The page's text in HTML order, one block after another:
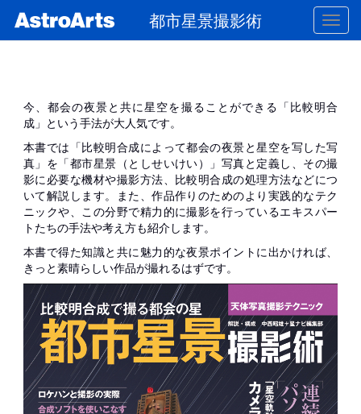
都市星景撮影術
今、都会の夜景と共に星空を撮ることができる「比較明合
成」という手法が大人気です。
本書では「比較明合成によって都会の夜景と星空を写した写
真」を「都市星景（としせいけい）」写真と定義し、その撮
影に必要な機材や撮影方法、比較明合成の処理方法などにつ
いて解説します。また、作品作りのためのより実践的なテク
ニックや、この分野で精力的に撮影を行っているエキスパー
トたちの手法や考え方も紹介します。
本書で得た知識と共に魅力的な夜景ポイントに出かければ、
きっと素晴らしい作品が撮れるはずです。